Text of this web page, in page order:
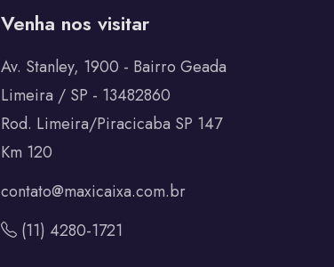
Venha nos visitar
Av. Stanley, 1900 - Bairro Geada
Limeira / SP - 13482860
Rod. Limeira/Piracicaba SP 147
Km 120
contato@maxicaixa.com.br
(11) 4280-1721